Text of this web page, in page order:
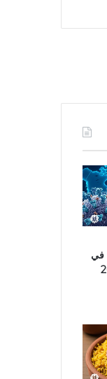
Influenza H3N2 في